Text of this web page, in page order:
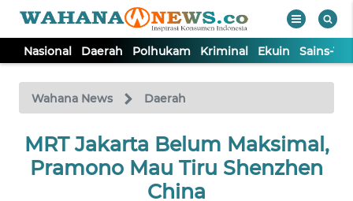
Nasional Daerah Polhukam Kriminal Ekuin Sains-
Wahana News Daerah
MRT Jakarta Belum Maksimal,
Pramono Mau Tiru Shenzhen
China
TV
Tutup
NASIONAL